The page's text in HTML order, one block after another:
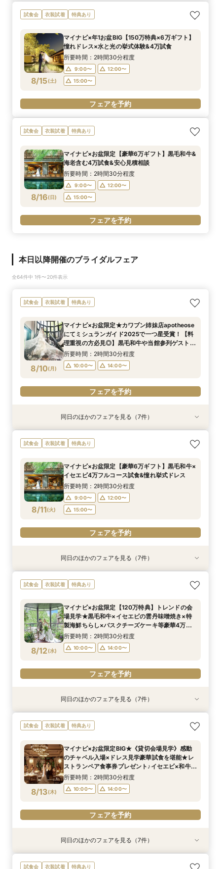
試食会 衣装試着 特典あり
8/15(土)
マイナビ×年1お盆BIG【150万特典×6万ギフト】
憧れドレス×水と光の挙式体験&4万試食
所要時間：2時間30分程度
9:00〜
12:00〜
15:00〜
フェアを予約
試食会 衣装試着 特典あり
8/16(日)
マイナビ×お盆限定【豪華6万ギフト】黒毛和牛&
海老含む4万試食&安心見積相談
所要時間：2時間30分程度
9:00〜
12:00〜
15:00〜
フェアを予約
本日以降開催のブライダルフェア
全64件中 1件〜20件表示
試食会 衣装試着 特典あり
8/10(月)
マイナビ×お盆限定★カワブン姉妹店apotheose
にてミシュランガイド2025で一つ星受賞！【料
理重視の方必見◎】黒毛和牛や当館参列ゲスト人
気No1のイセエビの雲丹味噌焼き等試食、出来立
てをご用意。
所要時間：2時間30分程度
10:00〜 14:00〜
フェアを予約
衣装試着 特典あり
8/10(月)
AM来館限定★マイナビ6万ギフト&レストランチ
ケット付◆光と緑のチャペル×和牛ミシュラン試
所要時間：2時間30分程度
フェアを予約
衣装試着 特典あり
8/10(月)
マイナビ限定【料理重視の方へ】近江牛やイセエ
ビの雲丹味噌焼きやバスクチーズケーキ等を含む
ペアチケット付★光のチャペル体験＆最新ドレス
見学＆見積もり相談会
所要時間：2時間30分程度
フェアを予約
衣装試着 特典あり
8/10(月)
《親御様限定フェア》お子様の代わりに会場見学
からご相談まで◎
10:00〜 14:00〜
フェアを予約
衣装試着 特典あり
8/10(月)
少人数婚を検討の方へ!【6名様から適用可 10名
69万円~】ワンフロア貸切でプライベート感◎！
少人数プラン相談会
所要時間：2時間30分程度
フェアを予約
衣装試着 特典あり
8/10(月)
来館時のタクシー代プレゼント！【なかなか時間
が合わない共働きカップルへ】時短でできる90
ク相談会
所要時間：1時間30分程度
フェアを予約
衣装試着 特典あり
8/10(月)
マイナビ限定【初めて見学にぴったり!】3万円レ
ストランペアチケット付\無料3万円相当のフル
チャペル＆会場＆ドレス見学
所要時間：2時間30分程度
フェアを予約
衣装試着 特典あり
8/10(月)
【自宅で安心◎フェア参加】オンライン会場見学
×見積もり相談 #日程・人数未定の相談も歓迎!
11:30〜 15:30〜
電話予約のみ
同日のほかのフェアを見る（7件）
試食会 衣装試着 特典あり
8/11(火)
マイナビ×お盆限定【豪華6万ギフト】黒毛和牛×
イセエビ4万フルコース試食&憧れ挙式ドレス
所要時間：2時間30分程度
9:00〜
12:00〜
15:00〜
フェアを予約
衣装試着 特典あり
8/11(火)
【初めて見学も安心】マイナビ限定6万ギフト&2
万食事券◆憧れチャペル×和牛イセエビ試食×最
所要時間：2時間30分程度
9:00〜
12:00〜
15:00〜
衣装試着 特典あり
8/11(火)
《親御様限定フェア》お子様の代わりに会場見学
からご相談まで◎
9:00〜
12:00〜
15:00〜
フェアを予約
衣装試着 特典あり
8/11(火)
マイナビ限定【料理重視の方へ】料亭の味を実体
験◎近江牛×海老含む3万試食
9:00〜
12:00〜
15:00〜
フェアを予約
衣装試着 特典あり
8/11(火)
マイナビ限定【初見学の方へ◆6万ギフト】選べ
る4つ会場＆演出×3万無料試食
9:00〜
12:00〜
15:00〜
フェアを予約
衣装試着 特典あり
8/11(火)
マイナビ限定【90分でまるごと見学】ドレス×試
食×会場案内★クイック相談会
9:00〜
12:00〜
15:00〜
フェアを予約
衣装試着 特典あり
8/11(火)
【自宅で安心◎フェア参加】オンライン会場見学
×見積もり相談 #日程・人数未定の相談も歓迎！
10:00〜
13:00〜
16:00〜
フェアを予約
衣装試着 特典あり
8/11(火)
マイナビ限定【10名69万〜◎】 6名から叶う
アットホームで親族も安心の親族婚
9:00〜
12:00〜
15:00〜
フェアを予約
同日のほかのフェアを見る（7件）
試食会 衣装試着 特典あり
8/12(水)
マイナビ×お盆限定【120万特典】トレンドの会
場見学★黒毛和牛×イセエビの雲丹味噌焼き×特
製海鮮ちらし×バスクチーズケーキ等豪華4万円
相当フルコース試食★最旬ドレス見学、安心見積
もり相談も♪
所要時間：2時間30分程度
10:00〜 14:00〜
フェアを予約
衣装試着 特典あり
8/12(水)
AM来館限定★マイナビ6万ギフト&レストランチ
ケット付◆光と緑のチャペル×和牛ミシュラン試
所要時間：2時間30分程度
10:00〜 14:00〜
フェアを予約
衣装試着 特典あり
8/12(水)
《親御様限定フェア》お子様の代わりに会場見学
からご相談まで◎
10:00〜 14:00〜
フェアを予約
衣装試着 特典あり
8/12(水)
マイナビ限定【初めて見学にぴったり!】2万円レ
ストランペアチケット付\無料3万円相当のフル
チャペル＆会場＆ドレス見学
所要時間：2時間30分程度
10:00〜 14:00〜
フェアを予約
衣装試着 特典あり
8/12(水)
マイナビ限定【料理重視の方へ】近江牛やイセエ
ビの雲丹味噌焼きやバスクチーズケーキ等を含む
ペアチケット付★光のチャペル体験＆最新ドレス
見学＆見積もり相談会
所要時間：2時間30分程度
10:00〜 14:00〜
フェアを予約
衣装試着 特典あり
8/12(水)
来館時のタクシー代プレゼント！【なかなか時間
が合わない共働きカップルへ】時短でできる90
ク相談会
所要時間：1時間30分程度
10:00〜 14:00〜
フェアを予約
衣装試着 特典あり
8/12(水)
少人数婚を検討の方へ!【6名様から適用可 10名
69万円~】ワンフロア貸切でプライベート感◎！
少人数プラン相談会
所要時間：2時間30分程度
10:00〜 14:00〜
フェアを予約
衣装試着 特典あり
8/12(水)
【自宅で安心◎フェア参加】オンライン会場見学
×見積もり相談 #日程・人数未定の相談も歓迎!
11:30〜 15:30〜
フェアを予約
同日のほかのフェアを見る（7件）
試食会 衣装試着 特典あり
8/13(木)
マイナビ×お盆限定BIG★《貸切会場見学》感動
のチャペル入場×ドレス見学豪華試食を堪能★レ
ストランペア食事券プレゼント♪イセエビ×和牛の
豪華9品コース試食【料理や装花等最大120万特
典付き】
所要時間：2時間30分程度
10:00〜 14:00〜
フェアを予約
衣装試着 特典あり
AM来館限定★マイナビ6万ギフト&レストランチ
衣装試着 特典あり
マイナビ限定【料理重視の方へ】近江牛やイセエ
衣装試着 特典あり
《親御様限定フェア》お子様の代わりに会場見学
衣装試着 特典あり
少人数婚を検討の方へ!【6名様から適用可 10名
衣装試着 特典あり
来館時のタクシー代プレゼント！【なかなか時間
衣装試着 特典あり
マイナビ限定【初めて見学にぴったり!】3万円レ
衣装試着 特典あり
【自宅で安心◎フェア参加】オンライン会場見学
同日のほかのフェアを見る（7件）
試食会 衣装試着 特典あり